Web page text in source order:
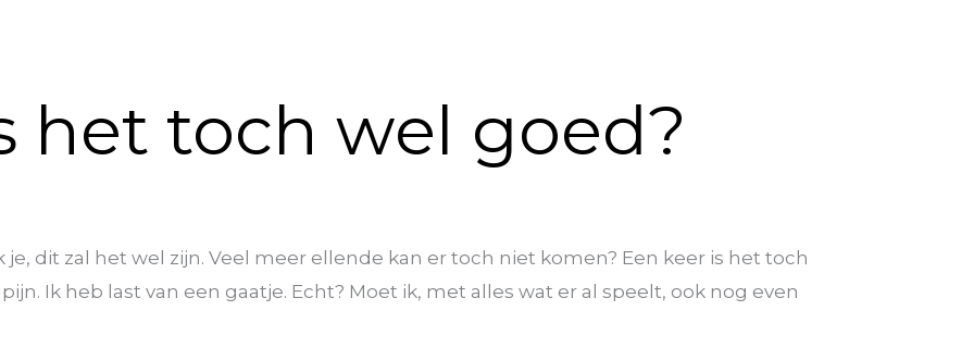
het toch wel goed?
dit zal het wel zijn. Veel meer ellende kan er toch niet komen? Een keer is het toch
Ik heb last van een gaatje. Echt? Moet ik, met alles wat er al speelt, ook nog even